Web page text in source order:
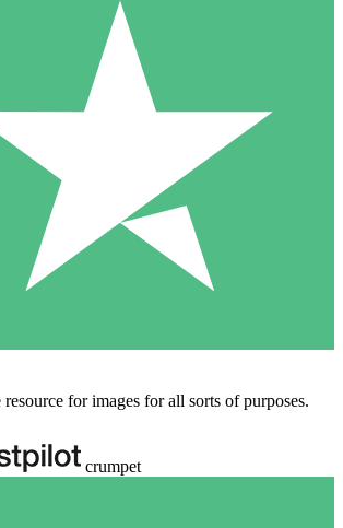
resource for images for all sorts of purposes.
crumpet